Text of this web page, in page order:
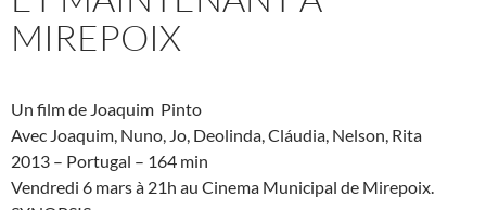
MIREPOIX
Un film de Joaquim Pinto
Avec Joaquim, Nuno, Jo, Deolinda, Cláudia, Nelson, Rita
2013 – Portugal – 164 min
Vendredi 6 mars à 21h au Cinema Municipal de Mirepoix.